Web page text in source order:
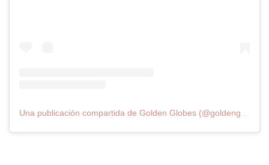
Una publicación compartida de Golden Globes (@goldenglobes)